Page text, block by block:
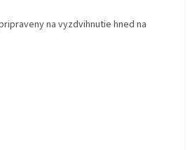
na vyzdvihnutie hned na
obchodu je 5 z 5 hviezdičiek.